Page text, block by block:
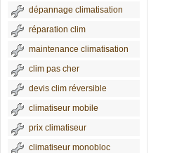
dépannage climatisation
réparation clim
maintenance climatisation
clim pas cher
devis clim réversible
climatiseur mobile
prix climatiseur
climatiseur monobloc